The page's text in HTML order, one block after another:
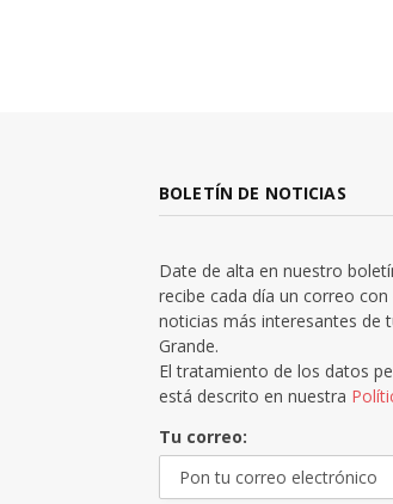
BOLETÍN DE NOTICIAS
Date de alta en nuestro
recibe cada día un correo
noticias más interesantes de
Grande.
El tratamiento de los datos
está descrito en nuestra
Tu correo: